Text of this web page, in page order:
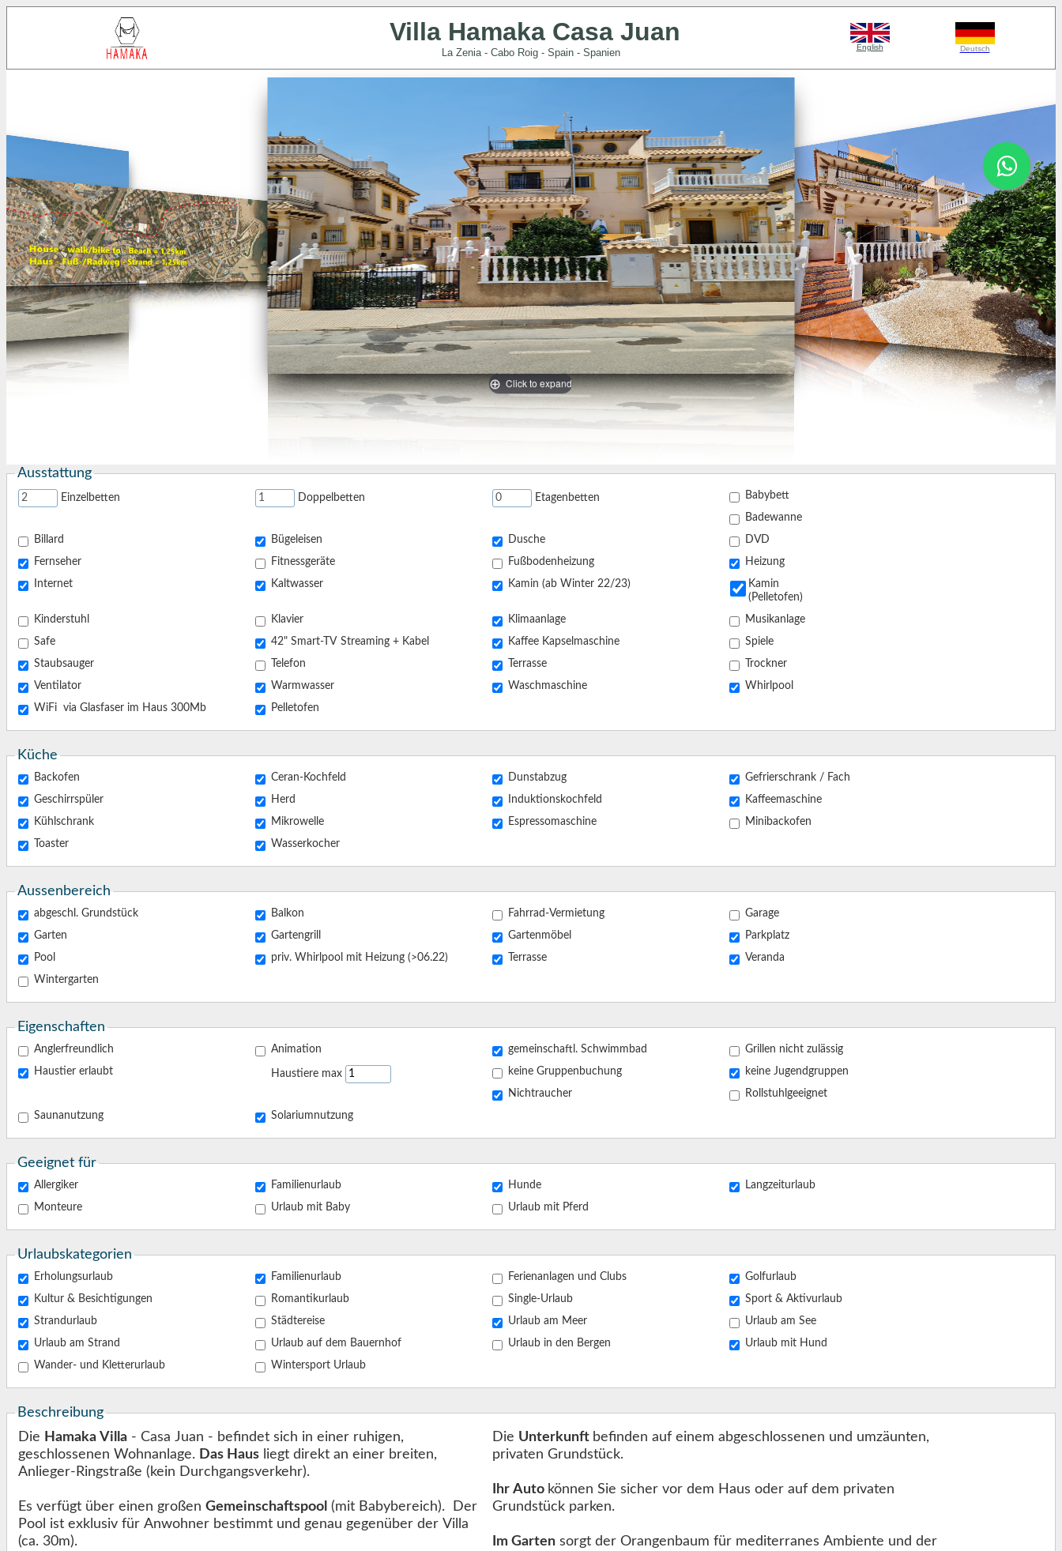
Villa Hamaka Casa Juan
La Zenia - Cabo Roig - Spain - Spanien English Deutsch
Click to expand
Click to expand
Ausstattung
Einzelbetten Doppelbetten Etagenbetten
Babybett
Badewanne
Billard
Bügeleisen Dusche
DVD
Fernseher
Fitnessgeräte Fußbodenheizung
Heizung
Internet
Kaltwasser Kamin (ab Winter 22/23)
Kamin
(Pelletofen)
Kinderstuhl
Klavier Klimaanlage
Musikanlage
Safe
42" Smart-TV Streaming + Kabel Kaffee Kapselmaschine
Spiele
Staubsauger
Telefon Terrasse
Trockner
Ventilator
Warmwasser Waschmaschine
Whirlpool
WiFi via Glasfaser im Haus 300Mb
Pelletofen
Küche
Backofen Ceran-Kochfeld Dunstabzug
Gefrierschrank / Fach
Geschirrspüler
Herd Induktionskochfeld
Kaffeemaschine
Kühlschrank
Mikrowelle Espressomaschine
Minibackofen
Toaster
Wasserkocher
Aussenbereich
abgeschl. Grundstück Balkon Fahrrad-Vermietung
Garage
Garten
Gartengrill Gartenmöbel
Parkplatz
Pool
priv. Whirlpool mit Heizung (>06.22) Terrasse
Veranda
Wintergarten
Eigenschaften
Anglerfreundlich Animation gemeinschaftl. Schwimmbad
Grillen nicht zulässig
Haustier erlaubt
Haustiere max keine Gruppenbuchung
keine Jugendgruppen
Nichtraucher
Rollstuhlgeeignet
Saunanutzung
Solariumnutzung
Geeignet für
Allergiker Familienurlaub Hunde
Langzeiturlaub
Monteure
Urlaub mit Baby Urlaub mit Pferd
Urlaubskategorien
Erholungsurlaub Familienurlaub Ferienanlagen und Clubs
Golfurlaub
Kultur & Besichtigungen
Romantikurlaub Single-Urlaub
Sport & Aktivurlaub
Strandurlaub
Städtereise Urlaub am Meer
Urlaub am See
Urlaub am Strand
Urlaub auf dem Bauernhof Urlaub in den Bergen
Urlaub mit Hund
Wander- und Kletterurlaub
Wintersport Urlaub
Beschreibung
Die Hamaka Villa - Casa Juan - befindet sich in einer ruhigen,
geschlossenen Wohnanlage. Das Haus liegt direkt an einer breiten,
Anlieger-Ringstraße (kein Durchgangsverkehr).
Es verfügt über einen großen Gemeinschaftspool (mit Babybereich). Der
Pool ist exklusiv für Anwohner bestimmt und genau gegenüber der Villa
(ca. 30m).
Die Unterkunft befinden auf einem abgeschlossenen und umzäunten,
privaten Grundstück.
Ihr Auto können Sie sicher vor dem Haus oder auf dem privaten
Grundstück parken.
Im Garten sorgt der Orangenbaum für mediterranes Ambiente und der